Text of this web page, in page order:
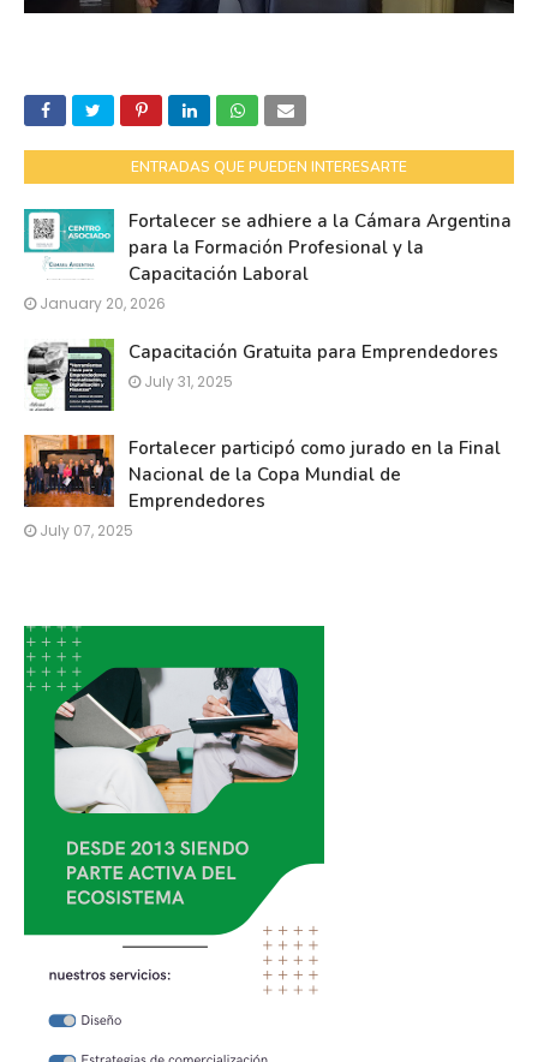
ENTRADAS QUE PUEDEN INTERESARTE
Fortalecer se adhiere a la Cámara Argentina
para la Formación Profesional y la
Capacitación Laboral
January 20, 2026
Capacitación Gratuita para Emprendedores
July 31, 2025
Fortalecer participó como jurado en la Final
Nacional de la Copa Mundial de
Emprendedores
July 07, 2025